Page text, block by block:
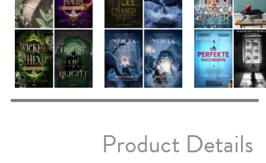
Product Details